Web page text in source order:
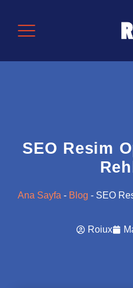
SEO Resim
Ana Sayfa - Blog - SEO
Roiux